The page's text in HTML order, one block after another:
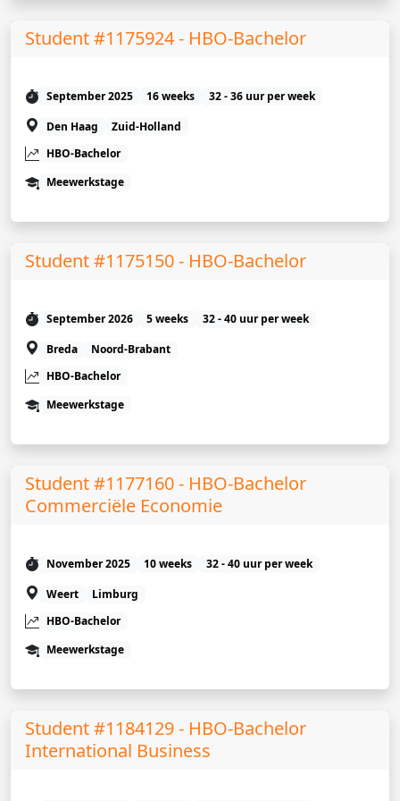
Student #1175924 - HBO-Bachelor
September 2025 16 weeks
32 - 36 uur per week
Den Haag
Zuid-Holland
HBO-Bachelor
Meewerkstage
Student #1175150 - HBO-Bachelor
September 2026 5 weeks
32 - 40 uur per week
Breda
Noord-Brabant
HBO-Bachelor
Meewerkstage
Student #1177160 - HBO-Bachelor
Commerciële Economie
November 2025 10 weeks
32 - 40 uur per week
Weert
Limburg
HBO-Bachelor
Meewerkstage
Student #1184129 - HBO-Bachelor
International Business